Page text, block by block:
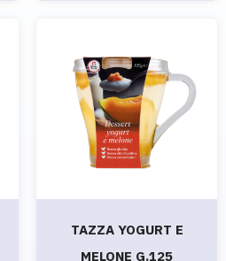
TAZZA YOGURT E
MELONE G.125